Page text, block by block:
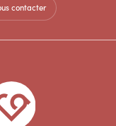
contacter